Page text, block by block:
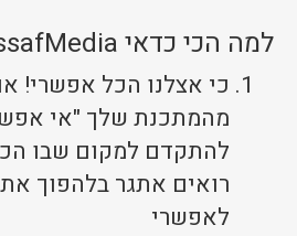
למה הכי כדאי AssafMedia?
כי אצלנו הכל אפשרי!
מהמתכנת שלך "אי
להתקדם למקום שבו
רואים אתגר בלהפוך
לאפשרי